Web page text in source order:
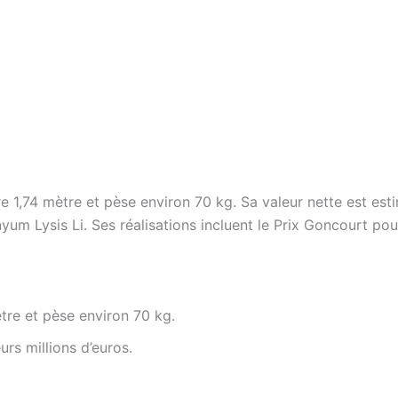
1,74 mètre et pèse environ 70 kg. Sa valeur nette est
Lysis Li. Ses réalisations incluent le Prix Goncourt
et pèse environ 70 kg.
millions d’euros.